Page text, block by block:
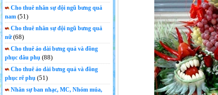
Cho thuê nhân sự đội ngũ bưng quả
nam (51)
Cho thuê nhân sự đội ngũ bưng quả
nữ(68)
Cho thuê áo dài bưng quả và đồng
phục dâu phụ (88)
Cho thuê áo dài bưng quả và đồng
phục rể phụ (51)
Nhân sự ban nhạc, MC, Nhóm múa,